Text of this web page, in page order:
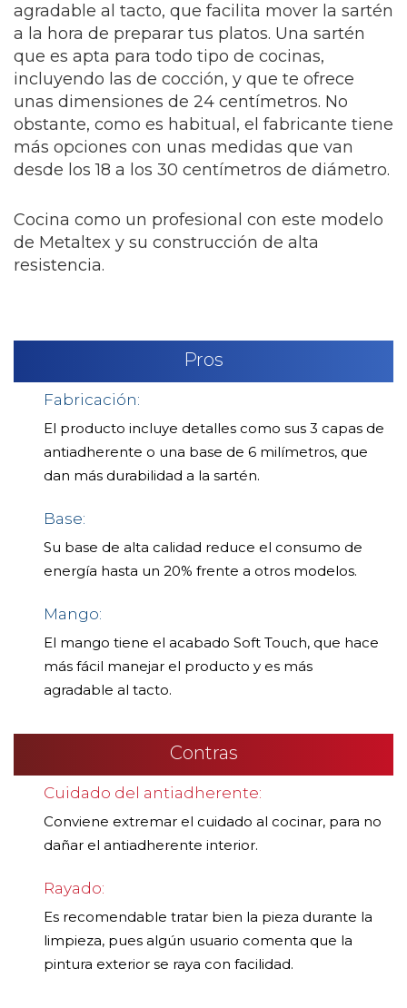
agradable al tacto, que facilita mover la sartén
a la hora de preparar tus platos. Una sartén
que es apta para todo tipo de cocinas,
incluyendo las de cocción, y que te ofrece
unas dimensiones de 24 centímetros. No
obstante, como es habitual, el fabricante tiene
más opciones con unas medidas que van
desde los 18 a los 30 centímetros de diámetro.
Cocina como un profesional con este modelo
de Metaltex y su construcción de alta
resistencia.
Pros
Fabricación:
El producto incluye detalles como sus 3 capas de
antiadherente o una base de 6 milímetros, que
dan más durabilidad a la sartén.
Base:
Su base de alta calidad reduce el consumo de
energía hasta un 20% frente a otros modelos.
Mango:
El mango tiene el acabado Soft Touch, que hace
más fácil manejar el producto y es más
agradable al tacto.
Contras
Cuidado del antiadherente:
Conviene extremar el cuidado al cocinar, para no
dañar el antiadherente interior.
Rayado:
Es recomendable tratar bien la pieza durante la
limpieza, pues algún usuario comenta que la
pintura exterior se raya con facilidad.